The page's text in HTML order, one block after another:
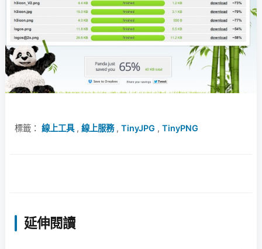
標籤： 線上工具, 線上服務, TinyJPG , TinyPNG
延伸閱讀